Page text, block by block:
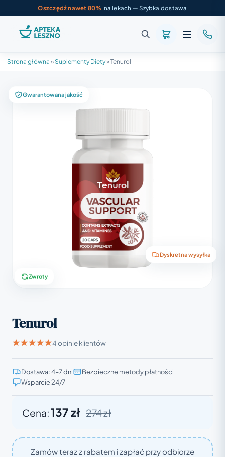
Oszczędź nawet 80% na lekach — Szybka dostawa
Strona główna » Suplementy Diety»Tenurol
Gwarantowana jakość
Dyskretna wysyłka
Zwroty
Tenurol
4 opinie klientów
Dostawa: 4–7 dni
Bezpieczne metody płatności
Wsparcie 24/7
Cena:137 zł 274 zł
Zamów teraz z rabatem i zapłać przy odbiorze